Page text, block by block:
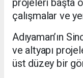
projeleri başta
çalışmalar ve
Adıyaman’ın
ve altyapı
üst düzey bir